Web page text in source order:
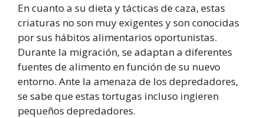
En cuanto a su dieta y tácticas de caza, estas
criaturas no son muy exigentes y son conocidas
por sus hábitos alimentarios oportunistas.
Durante la migración, se adaptan a diferentes
fuentes de alimento en función de su nuevo
entorno. Ante la amenaza de los depredadores,
se sabe que estas tortugas incluso ingieren
pequeños depredadores.